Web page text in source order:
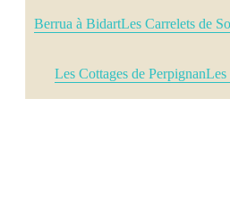
Berrua à BidartLes Carrelets de
Les Cottages de PerpignanLes